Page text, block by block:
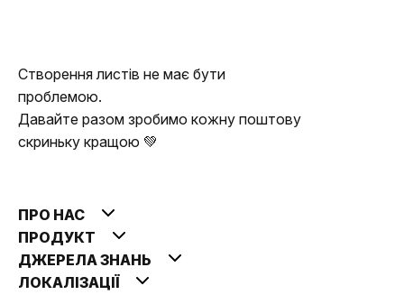
Створення листів не має бути
проблемою.
Давайте разом зробимо кожну поштову
скриньку кращою 💚
ПРО НАС
ПРОДУКТ
ДЖЕРЕЛА ЗНАНЬ
ЛОКАЛІЗАЦІЇ